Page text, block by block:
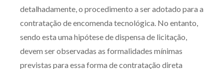
detalhadamente, o procedimento a ser adotado para a
contratação de encomenda tecnológica. No entanto,
sendo esta uma hipótese de dispensa de licitação,
devem ser observadas as formalidades mínimas
previstas para essa forma de contratação direta